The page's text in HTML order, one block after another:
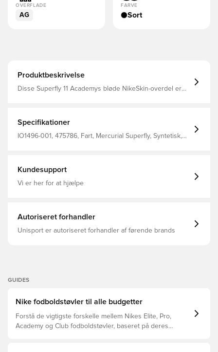
OVERFLADE
AG
FARVE
Sort
Produktbeskrivelse
Disse Superfly 11 Academys bløde NikeSkin-overdel er
giver mulighed for hurtige spurt på åbne områder.
Specifikationer
IO1496-001, 475786, Fart, Mercurial Superfly, Syntetisk,
Kundesupport
Vi er her for at hjælpe
Autoriseret forhandler
Unisport er autoriseret forhandler af førende brands
GUIDES
Nike fodboldstøvler til alle budgetter
Forstå de vigtigste forskelle mellem Nikes Elite, Pro,
Academy og Club fodboldstøvler, baseret på deres